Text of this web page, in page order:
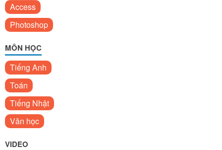
Access
Photoshop
MÔN HỌC
Tiếng Anh
Toán
Tiếng Nhật
Văn học
VIDEO